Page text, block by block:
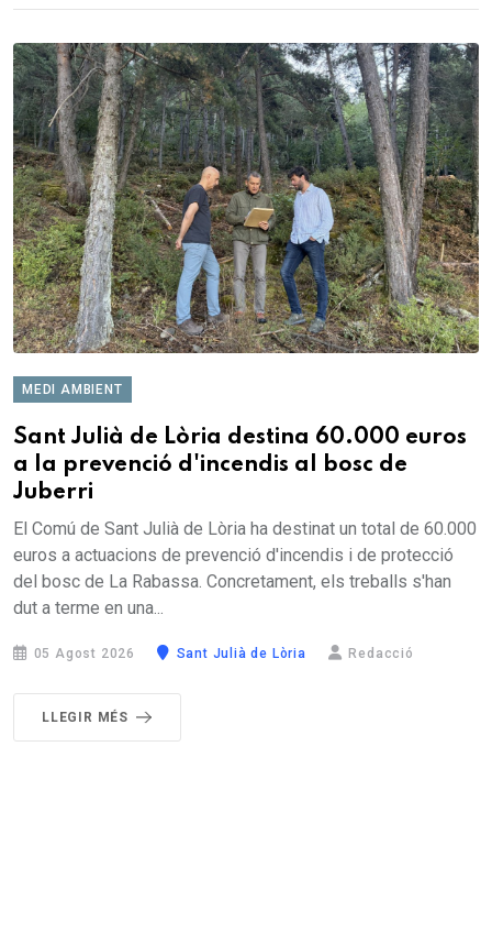
MEDI AMBIENT
Sant Julià de Lòria destina 60.000 euros
a la prevenció d'incendis al bosc de
Juberri
El Comú de Sant Julià de Lòria ha destinat un total de 60.000
euros a actuacions de prevenció d'incendis i de protecció
del bosc de La Rabassa. Concretament, els treballs s'han
dut a terme en una...
05 Agost 2026 Sant Julià de Lòria Redacció
LLEGIR MÉS